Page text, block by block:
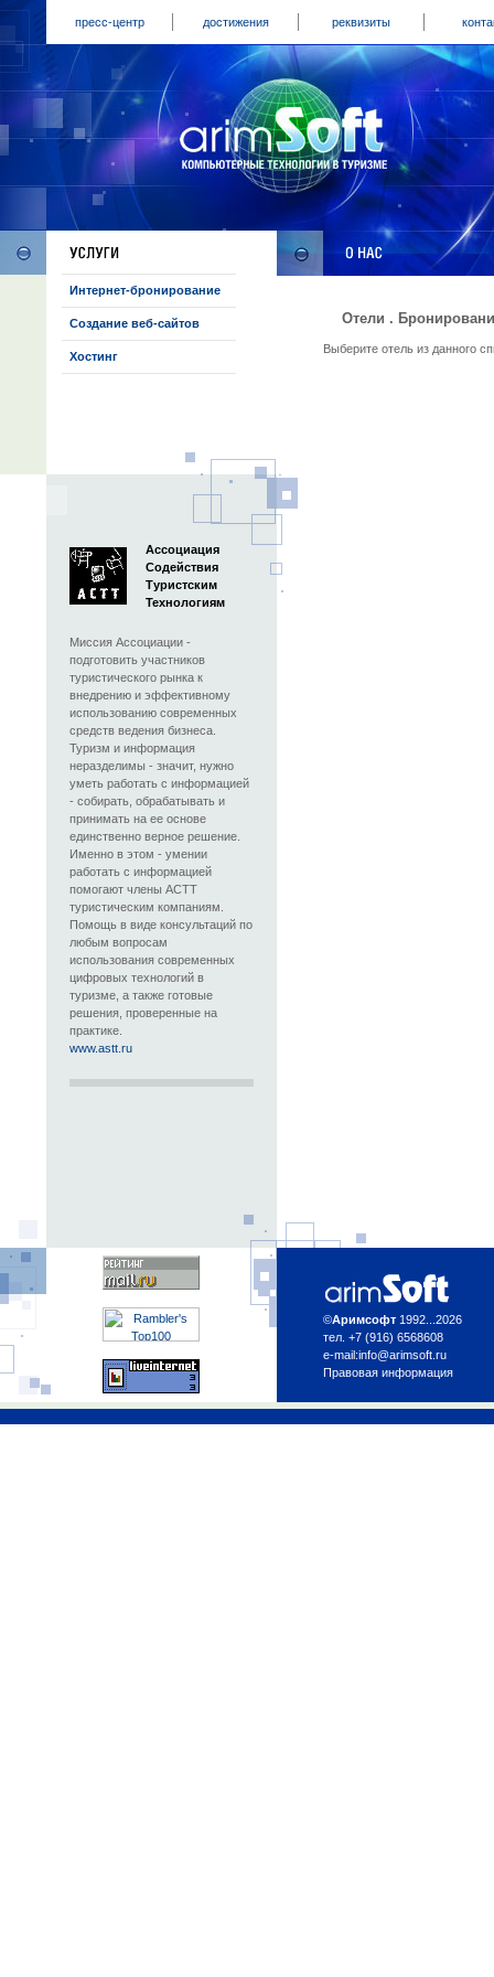
пресс-центр достижения реквизиты
Интернет-бронирование
Создание веб-сайтов
Хостинг
Ассоциация
Содействия
Туристским
Технологиям
Миссия Ассоциации -
подготовить участников
туристического рынка к
внедрению и эффективному
использованию современных
средств ведения бизнеса.
Туризм и информация
неразделимы - значит, нужно
уметь работать с информацией
- собирать, обрабатывать и
принимать на ее основе
единственно верное решение.
Именно в этом - умении
работать с информацией
помогают члены АСТТ
туристическим компаниям.
Помощь в виде консультаций по
любым вопросам
использования современных
цифровых технологий в
туризме, а также готовые
решения, проверенные на
практике.
www.astt.ru
Отели .
Выберите отель из данного
©Аримсофт 1992...2026
тел. +7 (916) 6568608
e-mail:info@arimsoft.ru
Правовая информация